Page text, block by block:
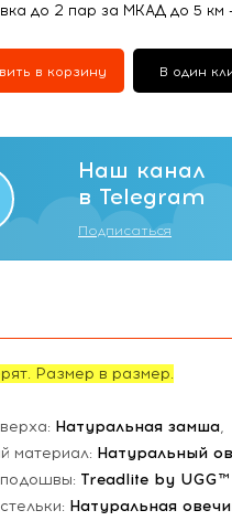
до 2 пар за МКАД до 5 км
в корзину В один
Наш канал
в Telegram
Подписаться
Размер в размер.
Натуральная замша,
материал: Натуральный
Treadlite by
Натуральная